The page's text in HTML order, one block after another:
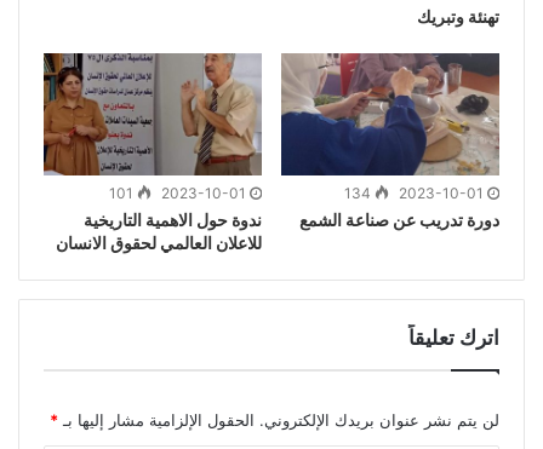
تهنئة وتبريك
2023-10-01
134
دورة تدريب عن صناعة الشمع
2023-10-01
101
ندوة حول الاهمية التاريخية
للاعلان العالمي لحقوق الانسان
اترك تعليقاً
لن يتم نشر عنوان بريدك الإلكتروني. الحقول الإلزامية مشار إليها بـ *